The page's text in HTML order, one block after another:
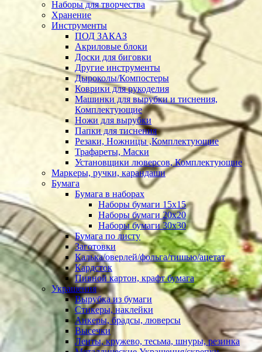
Наборы для творчества
Хранение
Инструменты
ПОД ЗАКАЗ
Акриловые блоки
Доски для биговки
Другие инструменты
Дыроколы/Компостеры
Коврики для рукоделия
Машинки для вырубки и тиснения,
Комплектующие
Ножи для вырубки
Папки для тиснения
Резаки, Ножницы ,Комплектующие
Трафареты, Маски
Установщики люверсов, Комплектующие
Маркеры, ручки, карандаши
Бумага
Бумага в наборах
Наборы бумаги 15х15
Наборы бумаги 20х20
Наборы бумаги 30х30
Бумага по листу
Заготовки
Калька/оверлей/фольга/тишью/ацетат
Кардсток
Пивной картон, крафт бумага
Украшения
Вырубка из бумаги
Стикеры, наклейки
Анкеры, брадсы, люверсы
Высечки
Ленты, кружево, тесьма, шнуры, резинка